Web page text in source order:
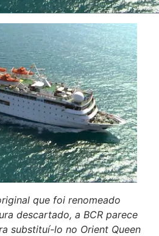
que foi renomeado
descartado, a BCR parece
substituí-lo no Orient Queen